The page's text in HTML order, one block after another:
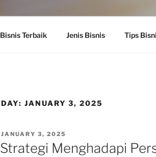
Bisnis Terbaik Jenis Bisnis Tips
DAY: JANUARY 3, 2025
POSTED
ON
JANUARY 3, 2025
Strategi Menghadapi